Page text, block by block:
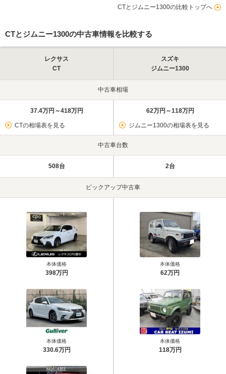
CTとジムニー1300の比較トップへ
CTとジムニー1300の中古車情報を比較する
レクサス
CT
スズキ
ジムニー1300
中古車相場
37.4万円～418万円
CTの相場表を見る
62万円～118万円
ジムニー1300の相場表を見る
中古車台数
508台 2台
ピックアップ中古車
本体価格
398万円
本体価格
330.6万円
本体価格
62万円
本体価格
118万円